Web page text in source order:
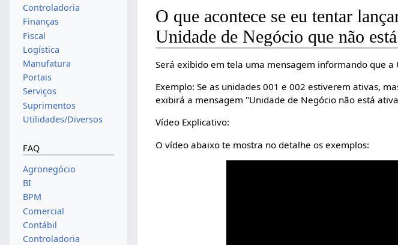
O que acontece se eu tentar
Unidade de Negócio que não
Será exibido em tela uma mensagem informando que
Exemplo: Se as unidades 001 e 002 estiverem ativas,
exibirá a mensagem "Unidade de Negócio não está
Vídeo Explicativo:
O vídeo abaixo te mostra no detalhe os exemplos:
Controladoria
Finanças
Fiscal
Logística
Manufatura
Portais
Serviços
Suprimentos
Utilidades/Diversos
FAQ
Agronegócio
BI
BPM
Comercial
Contábil
Controladoria